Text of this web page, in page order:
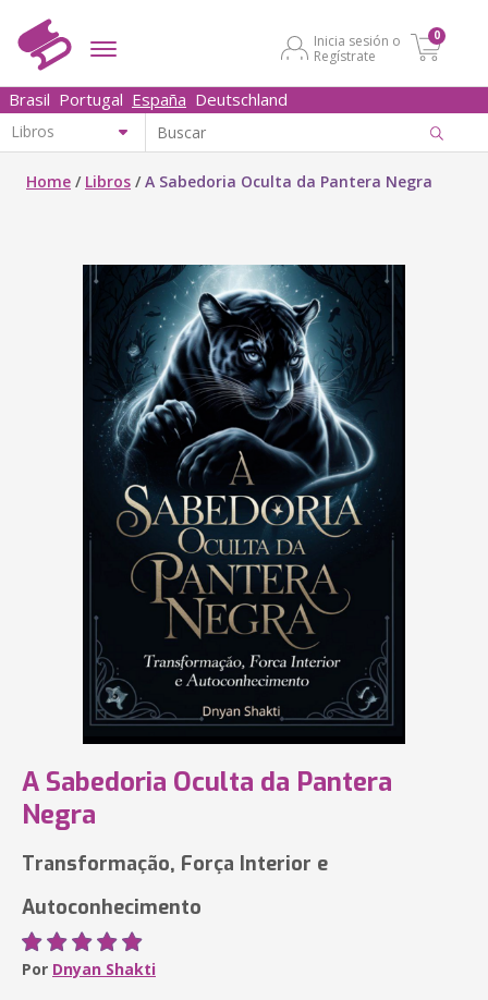
Inicia sesión o
Regístrate
0
Brasil Portugal España Deutschland
Home / Libros /A Sabedoria Oculta da Pantera Negra
A Sabedoria Oculta da Pantera
Negra
Transformação, Força Interior e
Autoconhecimento
Por Dnyan Shakti